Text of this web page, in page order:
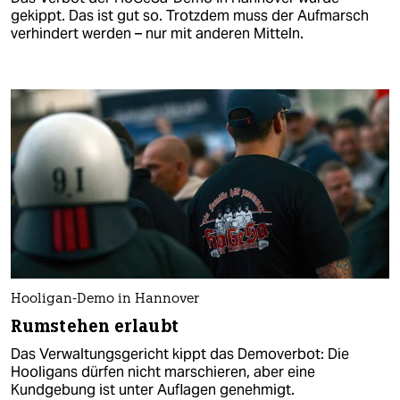
gekippt. Das ist gut so. Trotzdem muss der Aufmarsch
verhindert werden – nur mit anderen Mitteln.
Hooligan-Demo in Hannover
Rumstehen erlaubt
Das Verwaltungsgericht kippt das Demoverbot: Die
Hooligans dürfen nicht marschieren, aber eine
Kundgebung ist unter Auflagen genehmigt.